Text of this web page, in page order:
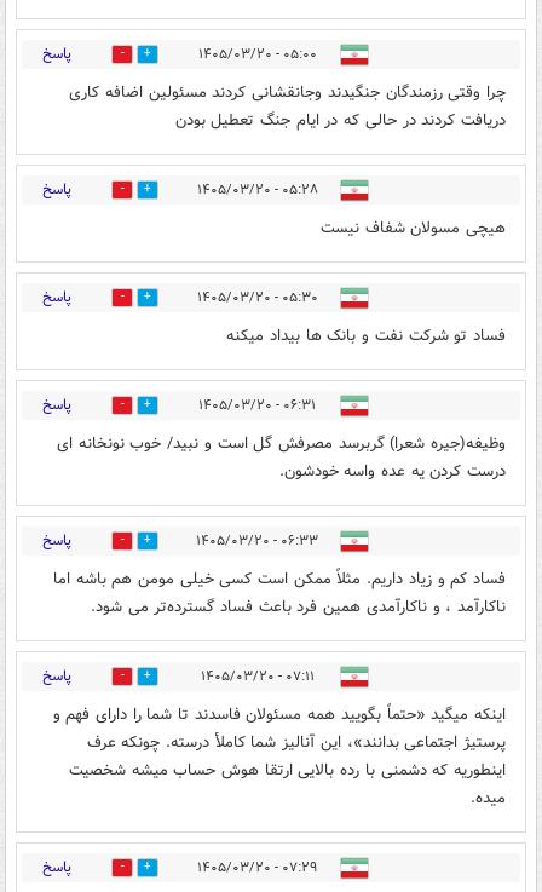
۰۵:۰۰ - ۱۴۰۵/۰۳/۲۰ 0 پاسخ
چرا وقتی رزمندگان جنگیدند وجانقشانی کردند مسئولین اضافه کاری
دریافت کردند در حالی که در ایام جنگ تعطیل بودن
۰۵:۲۸ - ۱۴۰۵/۰۳/۲۰ 0 پاسخ
هیچی مسولان شفاف نیست
۰۵:۳۰ - ۱۴۰۵/۰۳/۲۰ 0 پاسخ
فساد تو شرکت نفت و بانک ها بیداد میکنه
۰۶:۳۱ - ۱۴۰۵/۰۳/۲۰ 0 پاسخ
وظیفه(جیره شعرا) گربرسد مصرفش گل است و نبید/ خوب نونخانه ای
درست کردن یه عده واسه خودشون.
۰۶:۳۳ - ۱۴۰۵/۰۳/۲۰ 0 پاسخ
فساد کم و زیاد داریم. مثلاً ممکن است کسی خیلی مومن هم باشه اما
ناکارآمد ، و ناکارآمدی همین فرد باعث فساد گسترده‌تر می شود.
۰۷:۱۱ - ۱۴۰۵/۰۳/۲۰ 0 پاسخ
اینکه میگید «حتماً بگویید همه مسئولان فاسدند تا شما را دارای فهم و
پرستیژ اجتماعی بدانند»، این آنالیز شما کاملأ درسته. چونکه عرف
اینطوریه که دشمنی با رده بالایی ارتقا هوش حساب میشه شخصیت
میده.
۰۷:۲۹ - ۱۴۰۵/۰۳/۲۰ 0 پاسخ